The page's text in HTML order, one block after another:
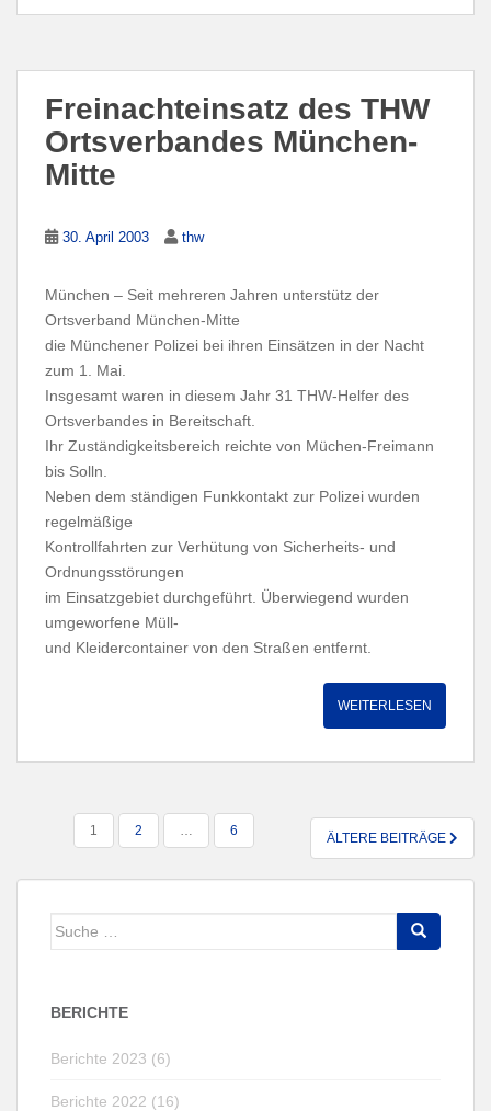
Freinachteinsatz des THW
Ortsverbandes München-
Mitte
30. April 2003 thw
München – Seit mehreren Jahren unterstütz der
Ortsverband München-Mitte
die Münchener Polizei bei ihren Einsätzen in der Nacht
zum 1. Mai.
Insgesamt waren in diesem Jahr 31 THW-Helfer des
Ortsverbandes in Bereitschaft.
Ihr Zuständigkeitsbereich reichte von Müchen-Freimann
bis Solln.
Neben dem ständigen Funkkontakt zur Polizei wurden
regelmäßige
Kontrollfahrten zur Verhütung von Sicherheits- und
Ordnungsstörungen
im Einsatzgebiet durchgeführt. Überwiegend wurden
umgeworfene Müll-
und Kleidercontainer von den Straßen entfernt.
WEITERLESEN
SEITENNUMMERIERUNG
BEITRÄGE
1 2 6 ÄLTERE BEITRÄGE
Suche
BERICHTE
Berichte 2023 (6)
Berichte 2022 (16)